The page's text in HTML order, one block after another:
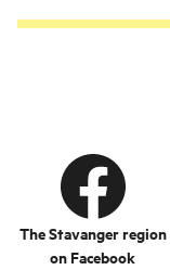
The Stavanger region
on Facebook